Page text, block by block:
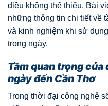
điều không thể thiếu. Bài
những thông tin chi tiết về
và kinh nghiệm khi sử
trong ngày.
Tầm quan trọng
ngày đến Cần Thơ
Trong thời đại công nghệ